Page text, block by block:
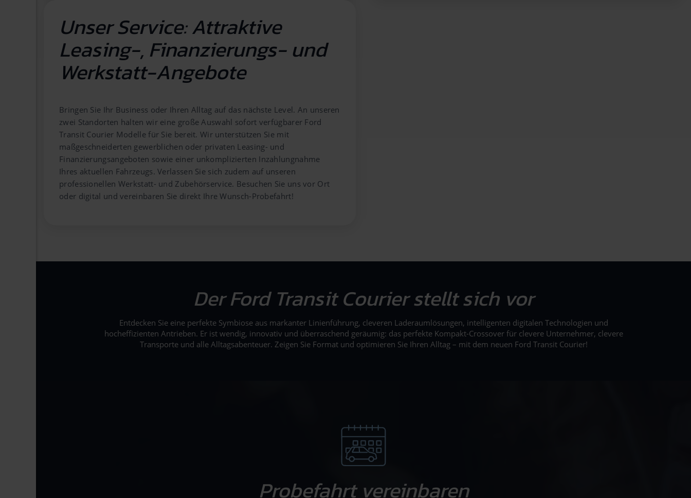
Unser Service: Attraktive
Leasing-, Finanzierungs- und
Werkstatt-Angebote
Bringen Sie Ihr Business oder Ihren Alltag auf das nächste Level. An unseren
zwei Standorten halten wir eine große Auswahl sofort verfügbarer Ford
Transit Courier Modelle für Sie bereit. Wir unterstützen Sie mit
maßgeschneiderten gewerblichen oder privaten Leasing- und
Finanzierungsangeboten sowie einer unkomplizierten Inzahlungnahme
Ihres aktuellen Fahrzeugs. Verlassen Sie sich zudem auf unseren
professionellen Werkstatt- und Zubehörservice. Besuchen Sie uns vor Ort
oder digital und vereinbaren Sie direkt Ihre Wunsch-Probefahrt!
Der Ford Transit Courier stellt sich vor
Entdecken Sie eine perfekte Symbiose aus markanter Linienführung, cleveren Laderaumlösungen, intelligenten digitalen Technologien und
hocheffizienten Antrieben. Er ist wendig, innovativ und überraschend geräumig: das perfekte Kompakt-Crossover für clevere Unternehmer, clevere
Transporte und alle Alltagsabenteuer. Zeigen Sie Format und optimieren Sie Ihren Alltag – mit dem neuen Ford Transit Courier!
Probefahrt vereinbaren